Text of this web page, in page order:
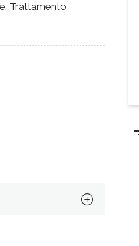
Trattamento